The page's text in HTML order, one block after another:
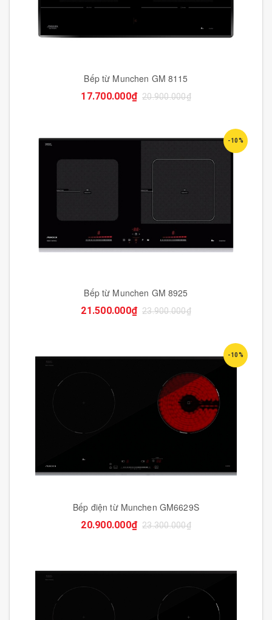
Bếp từ Munchen GM 8115
17.700.000₫ 20.900.000₫
-10%
Bếp từ Munchen GM 8925
21.500.000₫ 23.900.000₫
-10%
Bếp điện từ Munchen GM6629S
20.900.000₫ 23.300.000₫